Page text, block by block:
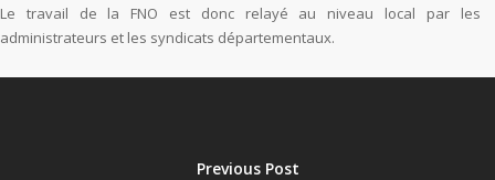
Le travail de la FNO est donc relayé au niveau local par les
administrateurs et les syndicats départementaux.
Previous Post